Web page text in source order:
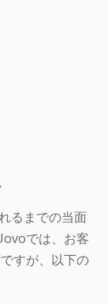
るまでの当面
では、お客
すが、以下の